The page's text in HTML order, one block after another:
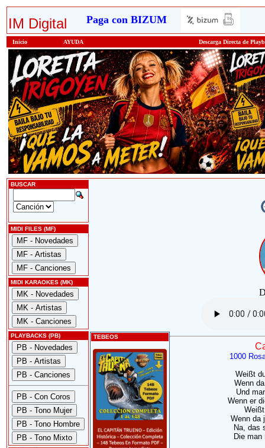
IM Digital Paga con BIZUM
Inicio AYUDA Descarga Directa de
BUSCAR
MIDI FILES (MF)
MIDI KARAOKES (MK)
PLAYBACKS (PB) TEBEOS
1000
Weißt
Wenn
Und
Wenn er
Wenn da
Na, das
Die